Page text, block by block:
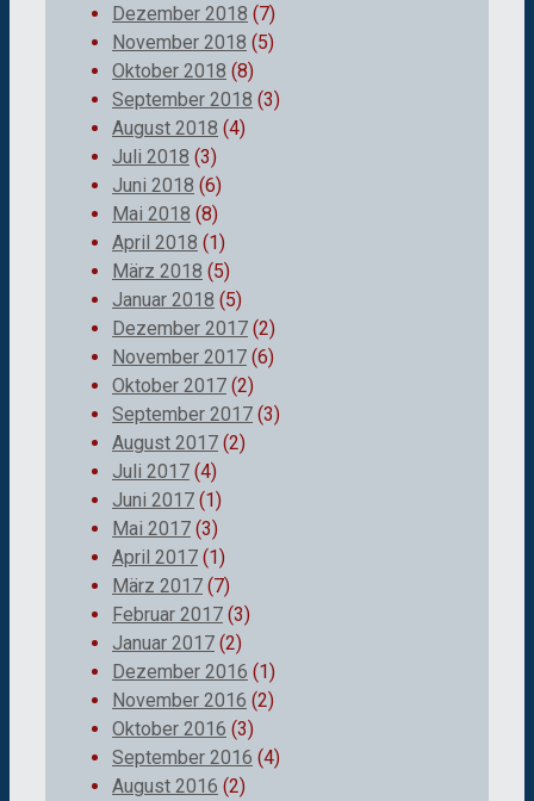
Dezember 2018 (7)
November 2018 (5)
Oktober 2018 (8)
September 2018 (3)
August 2018 (4)
Juli 2018 (3)
Juni 2018 (6)
Mai 2018 (8)
April 2018 (1)
März 2018 (5)
Januar 2018 (5)
Dezember 2017 (2)
November 2017 (6)
Oktober 2017 (2)
September 2017 (3)
August 2017 (2)
Juli 2017 (4)
Juni 2017 (1)
Mai 2017 (3)
April 2017 (1)
März 2017 (7)
Februar 2017 (3)
Januar 2017 (2)
Dezember 2016 (1)
November 2016 (2)
Oktober 2016 (3)
September 2016 (4)
August 2016 (2)